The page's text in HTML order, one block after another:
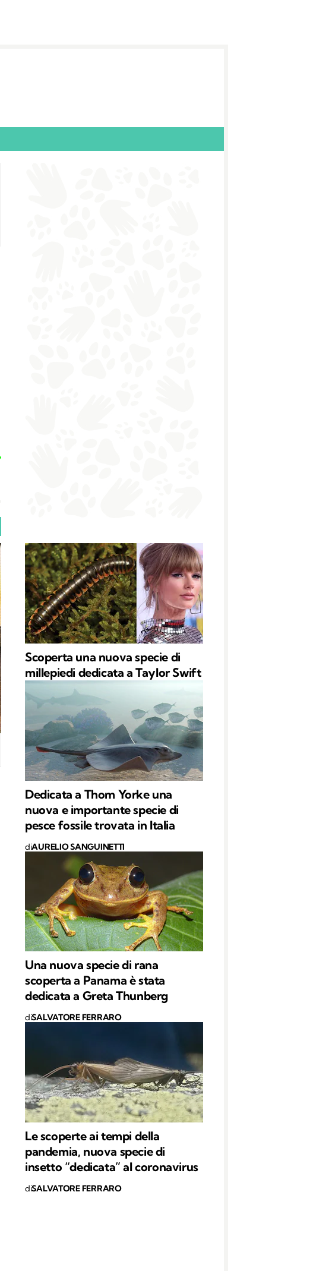
Scoperta una nuova specie di
millepiedi dedicata a Taylor Swift
Dedicata a Thom Yorke una
nuova e importante specie di
pesce fossile trovata in Italia
diAURELIO SANGUINETTI
Una nuova specie di rana
scoperta a Panama è stata
dedicata a Greta Thunberg
diSALVATORE FERRARO
Le scoperte ai tempi della
pandemia, nuova specie di
insetto “dedicata” al coronavirus
diSALVATORE FERRARO